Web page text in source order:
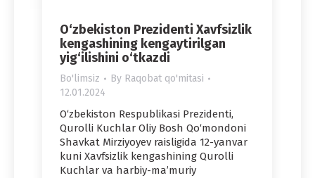
O‘zbekiston Prezidenti Xavfsizlik
kengashining kengaytirilgan
yig‘ilishini o‘tkazdi
Bo'limsiz By Raqobat qo'mitasi
12.01.2024
O‘zbekiston Respublikasi Prezidenti,
Qurolli Kuchlar Oliy Bosh Qo‘mondoni
Shavkat Mirziyoyev raisligida 12-yanvar
kuni Xavfsizlik kengashining Qurolli
Kuchlar va harbiy-ma’muriy